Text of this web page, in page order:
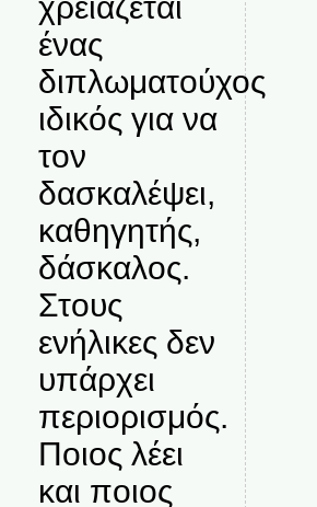
ένας
διπλωματούχος
ιδικός για να
τον
δασκαλέψει,
καθηγητής,
δάσκαλος.
Στους
ενήλικες δεν
υπάρχει
περιορισμός.
Ποιος λέει
και ποιος